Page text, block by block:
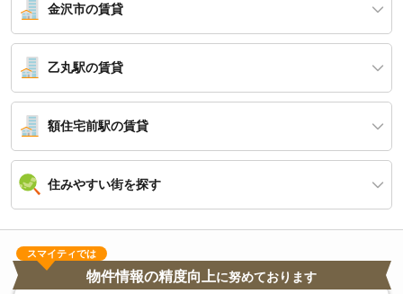
金沢市の賃貸
乙丸駅の賃貸
額住宅前駅の賃貸
住みやすい街を探す
スマイティでは
物件情報の精度向上に努めております